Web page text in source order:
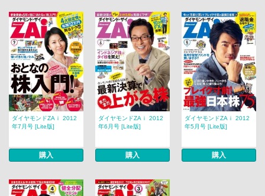
ダイヤモンドZAｉ 2012
年7月号 [Lite版]
購入
ダイヤモンドZAｉ 2012
年6月号 [Lite版]
購入
ダイヤモンドZAｉ 2012
年5月号 [Lite版]
購入